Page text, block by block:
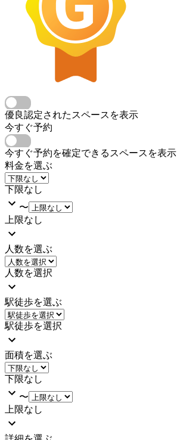
優良認定されたスペースを表示
今すぐ予約
今すぐ予約を確定できるスペースを表示
料金を選ぶ
下限なし
〜
上限なし
人数を選ぶ
人数を選択
駅徒歩を選ぶ
駅徒歩を選択
面積を選ぶ
下限なし
〜
上限なし